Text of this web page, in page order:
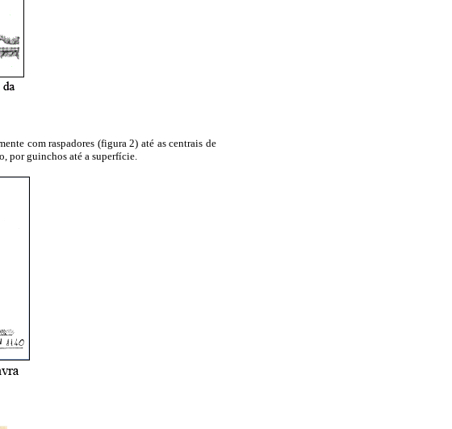
com raspadores (figura 2) até as centrais de
por guinchos até a superfície.